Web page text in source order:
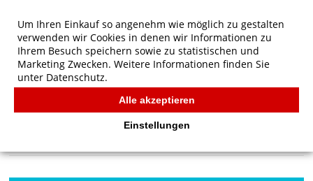
Gildan Softstyle Adult Pique Polo
Um Ihren Einkauf so angenehm wie möglich zu gestalten
verwenden wir Cookies in denen wir Informationen zu
Ihrem Besuch speichern sowie zu statistischen und
Marketing Zwecken. Weitere Informationen finden Sie
unter Datenschutz.
Alle akzeptieren
Einstellungen